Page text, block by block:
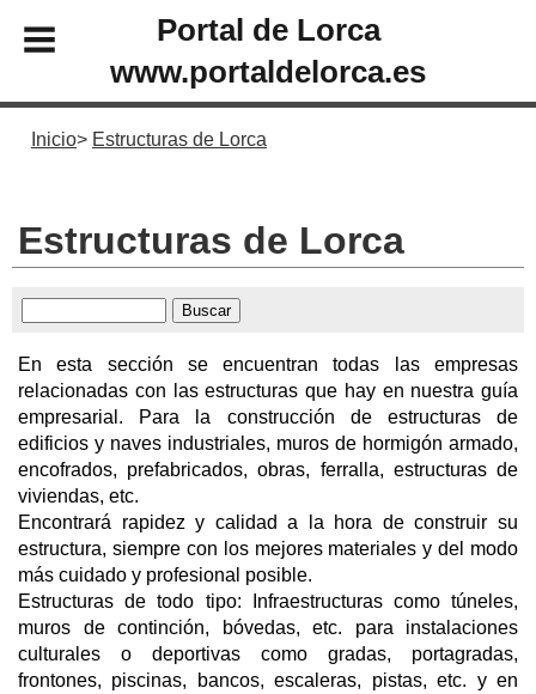
Portal de Lorca
www.portaldelorca.es
Inicio Estructuras de Lorca
Estructuras de Lorca
En esta sección se encuentran todas las empresas
relacionadas con las estructuras que hay en nuestra guía
empresarial. Para la construcción de estructuras de
edificios y naves industriales, muros de hormigón armado,
encofrados, prefabricados, obras, ferralla, estructuras de
viviendas, etc.
Encontrará rapidez y calidad a la hora de construir su
estructura, siempre con los mejores materiales y del modo
más cuidado y profesional posible.
Estructuras de todo tipo: Infraestructuras como túneles,
muros de continción, bóvedas, etc. para instalaciones
culturales o deportivas como gradas, portagradas,
frontones, piscinas, bancos, escaleras, pistas, etc. y en